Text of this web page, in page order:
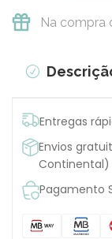
Na compra
Entregas
Envios
Continental)
Pagamento